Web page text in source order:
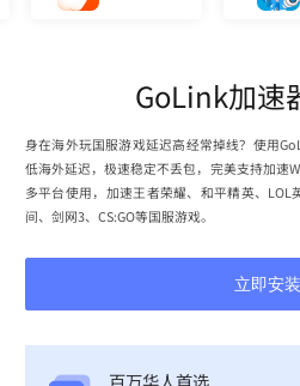
GoLink加速
身在海外玩国服游戏延迟高经常掉线？使用
低海外延迟，极速稳定不丢包，完美支持加速
多平台使用，加速王者荣耀、和平精英、
间、剑网3、CS:GO等国服游戏。
立即安装
百万华人首选